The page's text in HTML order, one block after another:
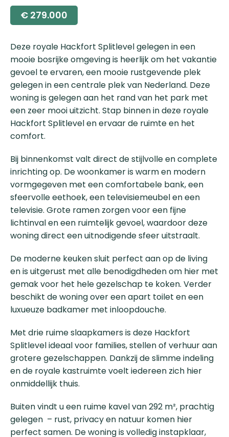
€ 279.000
Deze royale Hackfort Splitlevel gelegen in een
mooie bosrijke omgeving is heerlijk om het vakantie
gevoel te ervaren, een mooie rustgevende plek
gelegen in een centrale plek van Nederland. Deze
woning is gelegen aan het rand van het park met
een zeer mooi uitzicht. Stap binnen in deze royale
Hackfort Splitlevel en ervaar de ruimte en het
comfort.
Bij binnenkomst valt direct de stijlvolle en complete
inrichting op. De woonkamer is warm en modern
vormgegeven met een comfortabele bank, een
sfeervolle eethoek, een televisiemeubel en een
televisie. Grote ramen zorgen voor een fijne
lichtinval en een ruimtelijk gevoel, waardoor deze
woning direct een uitnodigende sfeer uitstraalt.
De moderne keuken sluit perfect aan op de living
en is uitgerust met alle benodigdheden om hier met
gemak voor het hele gezelschap te koken. Verder
beschikt de woning over een apart toilet en een
luxueuze badkamer met inloopdouche.
Met drie ruime slaapkamers is deze Hackfort
Splitlevel ideaal voor families, stellen of verhuur aan
grotere gezelschappen. Dankzij de slimme indeling
en de royale kastruimte voelt iedereen zich hier
onmiddellijk thuis.
Buiten vindt u een ruime kavel van 292 m², prachtig
gelegen – rust, privacy en natuur komen hier
perfect samen. De woning is volledig instapklaar,